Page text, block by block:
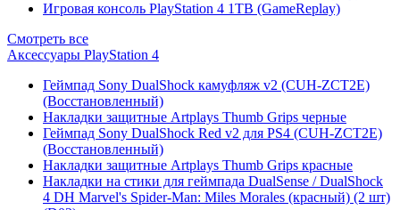
Игровая консоль PlayStation 4 1TB (GameReplay)
Смотреть все
Аксессуары PlayStation 4
Геймпад Sony DualShock камуфляж v2 (CUH-ZCT2E)
(Восстановленный)
Накладки защитные Artplays Thumb Grips черные
Геймпад Sony DualShock Red v2 для PS4 (CUH-ZCT2E)
(Восстановленный)
Накладки защитные Artplays Thumb Grips красные
Накладки на стики для геймпада DualSense / DualShock
4 DH Marvel's Spider-Man: Miles Morales (красный) (2 шт)